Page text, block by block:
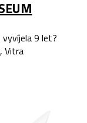
vyvíjela 9 let?
Vitra